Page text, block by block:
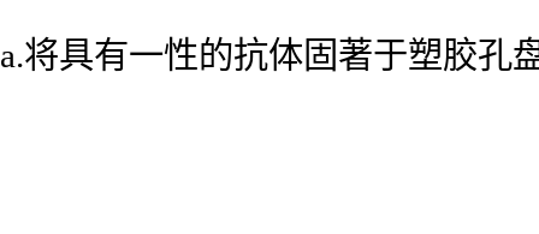
a.将具有一性的抗体固著于塑胶孔